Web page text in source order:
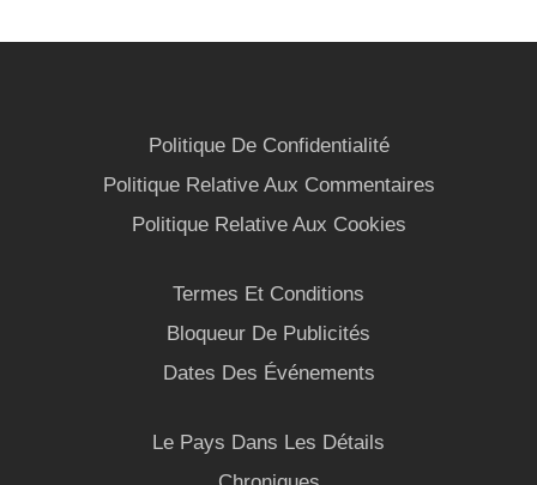
Politique De Confidentialité
Politique Relative Aux Commentaires
Politique Relative Aux Cookies
Termes Et Conditions
Bloqueur De Publicités
Dates Des Événements
Le Pays Dans Les Détails